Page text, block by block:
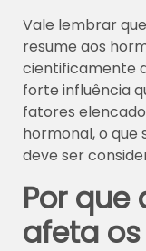
Vale lembrar
resume aos
cientificamente
forte influência
fatores
hormonal, o que
deve ser
Por que
afeta